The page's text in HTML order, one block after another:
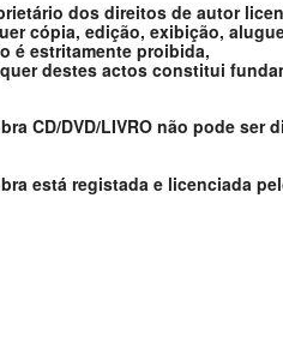
dos direitos de autor
cópia, edição, exibição,
é estritamente proibida,
destes actos constitui
CD/DVD/LIVRO não pode
está registada e licenciada